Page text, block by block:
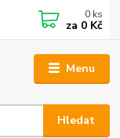
Menu
Hledat
0 ks
za 0 Kč